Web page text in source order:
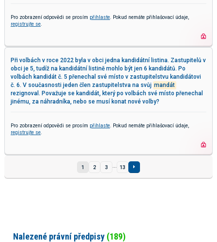
Pro zobrazení odpovědi se prosím přihlaste. Pokud nemáte přihlašovací údaje,
registrujte se.
Při volbách v roce 2022 byla v obci jedna kandidátní listina. Zastupitelů v
obci je 5, tudíž na kandidátní listině mohlo být jen 6 kandidátů. Po
volbách kandidát č. 5 přenechal své místo v zastupitelstvu kandidátovi
č. 6. V současnosti jeden člen zastupitelstva na svůj mandát
rezignoval. Považuje se kandidát, který po volbách své místo přenechal
jinému, za náhradníka, nebo se musí konat nové volby?
Pro zobrazení odpovědi se prosím přihlaste. Pokud nemáte přihlašovací údaje,
registrujte se.
1 2 3 13
Nalezené právní předpisy (189)